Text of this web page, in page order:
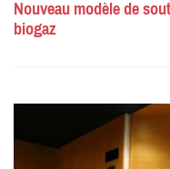
Nouveau modèle de
biogaz